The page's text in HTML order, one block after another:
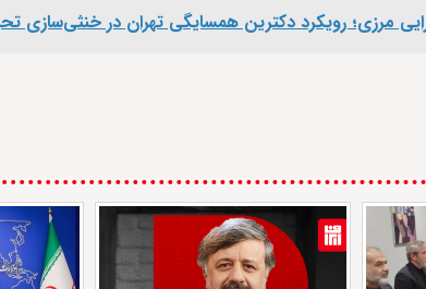
مرزی؛ رویکرد دکترین همسایگی تهران در خنثی‌سازی